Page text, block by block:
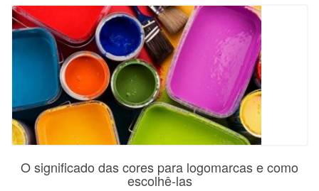
O significado das cores para logomarcas e como
escolhê-las